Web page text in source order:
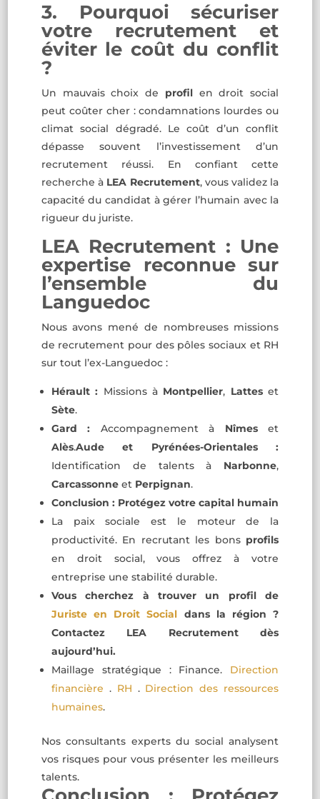
3. Pourquoi sécuriser
votre recrutement et
éviter le coût du conflit
?
Un mauvais choix de profilen droit social
peut coûter cher : condamnations lourdes ou
climat social dégradé. Le coût d’un conflit
dépasse souvent l’investissement d’un
recrutement réussi. En confiant cette
recherche à LEA Recrutement, vous validez la
capacité du candidat à gérer l’humain avec la
rigueur du juriste.
LEA Recrutement : Une
expertise reconnue sur
l’ensemble du
Languedoc
Nous avons mené de nombreuses missions
de recrutement pour des pôles sociaux et RH
sur tout l’ex-Languedoc :
Hérault : Missions à Montpellier, Latteset
Sète.
Gard : Accompagnement à Nîmeset
Alès.Aude et Pyrénées-Orientales :
Identification de talents à Narbonne,
Carcassonneet Perpignan.
Conclusion : Protégez votre capital humain
La paix sociale est le moteur de la
productivité. En recrutant les bons profils
en droit social, vous offrez à votre
entreprise une stabilité durable.
Vous cherchez à trouver un profil de
Juriste en Droit Social dans la région ?
Contactez LEA Recrutement dès
aujourd’hui.
Maillage stratégique : Finance. Direction
financière . RH . Direction des ressources
humaines.
Nos consultants experts du social analysent
vos risques pour vous présenter les meilleurs
talents.